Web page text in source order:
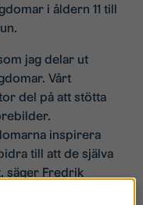
i åldern 11 till
jag delar ut
Vårt
del på att stötta
inspirera
till att de själva
säger Fredrik